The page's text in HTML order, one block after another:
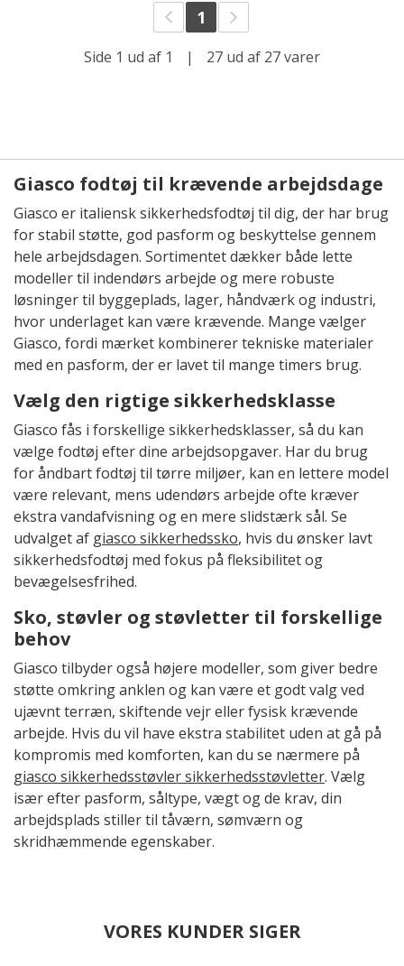
1
Side 1 ud af 1 | 27 ud af 27 varer
Giasco fodtøj til krævende arbejdsdage
Giasco er italiensk sikkerhedsfodtøj til dig, der har brug
for stabil støtte, god pasform og beskyttelse gennem
hele arbejdsdagen. Sortimentet dækker både lette
modeller til indendørs arbejde og mere robuste
løsninger til byggeplads, lager, håndværk og industri,
hvor underlaget kan være krævende. Mange vælger
Giasco, fordi mærket kombinerer tekniske materialer
med en pasform, der er lavet til mange timers brug.
Vælg den rigtige sikkerhedsklasse
Giasco fås i forskellige sikkerhedsklasser, så du kan
vælge fodtøj efter dine arbejdsopgaver. Har du brug
for åndbart fodtøj til tørre miljøer, kan en lettere model
være relevant, mens udendørs arbejde ofte kræver
ekstra vandafvisning og en mere slidstærk sål. Se
udvalget af giasco sikkerhedssko, hvis du ønsker lavt
sikkerhedsfodtøj med fokus på fleksibilitet og
bevægelsesfrihed.
Sko, støvler og støvletter til forskellige
behov
Giasco tilbyder også højere modeller, som giver bedre
støtte omkring anklen og kan være et godt valg ved
ujævnt terræn, skiftende vejr eller fysisk krævende
arbejde. Hvis du vil have ekstra stabilitet uden at gå på
kompromis med komforten, kan du se nærmere på
giasco sikkerhedsstøvler sikkerhedsstøvletter. Vælg
især efter pasform, såltype, vægt og de krav, din
arbejdsplads stiller til tåværn, sømværn og
skridhæmmende egenskaber.
VORES KUNDER SIGER